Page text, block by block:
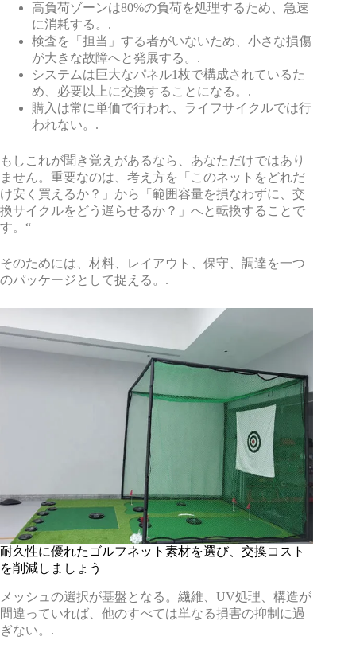
高負荷ゾーンは80%の負荷を処理するため、急速
に消耗する。.
検査を「担当」する者がいないため、小さな損傷
が大きな故障へと発展する。.
システムは巨大なパネル1枚で構成されているた
め、必要以上に交換することになる。.
購入は常に単価で行われ、ライフサイクルでは行
われない。.
もしこれが聞き覚えがあるなら、あなただけではあり
ません。重要なのは、考え方を「このネットをどれだ
け安く買えるか？」から「範囲容量を損なわずに、交
換サイクルをどう遅らせるか？」へと転換することで
す。“
そのためには、材料、レイアウト、保守、調達を一つ
のパッケージとして捉える。.
耐久性に優れたゴルフネット素材を選び、交換コスト
を削減しましょう
メッシュの選択が基盤となる。繊維、UV処理、構造が
間違っていれば、他のすべては単なる損害の抑制に過
ぎない。.